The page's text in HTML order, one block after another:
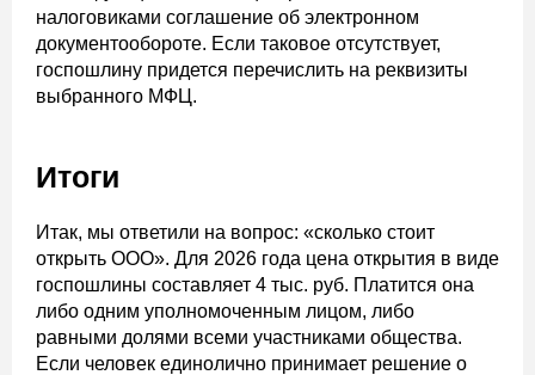
налоговиками соглашение об электронном
документообороте. Если таковое отсутствует,
госпошлину придется перечислить на реквизиты
выбранного МФЦ.
Итоги
Итак, мы ответили на вопрос: «сколько стоит
открыть ООО». Для 2026 года цена открытия в виде
госпошлины составляет 4 тыс. руб. Платится она
либо одним уполномоченным лицом, либо
равными долями всеми участниками общества.
Если человек единолично принимает решение о